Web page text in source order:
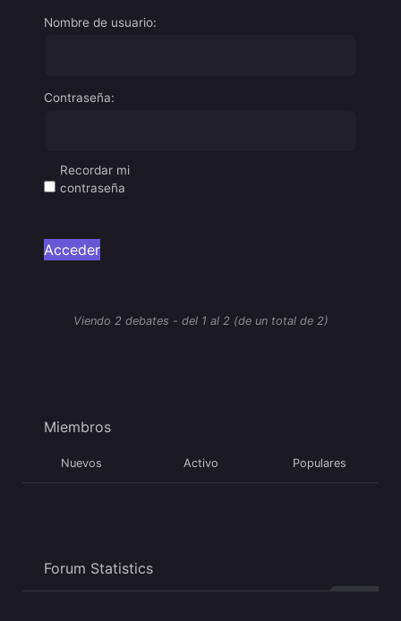
Viendo 2 debates - del 1 al 2 (de un total de 2)
Nombre de usuario:
Contraseña:
Recordar mi
contraseña
Acceder
Miembros
Nuevos Activo Populares
Forum Statistics